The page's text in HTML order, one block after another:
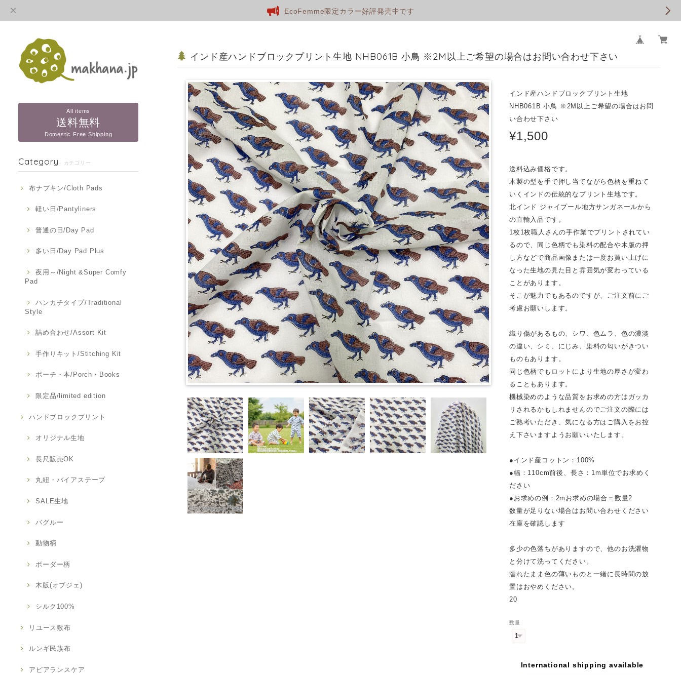
EcoFemme限定カラー好評発売中です
All items
送料無料
Domestic Free Shipping
Category カテゴリー
布ナプキン/Cloth Pads
軽い日/Pantyliners
普通の日/Day Pad
多い日/Day Pad Plus
夜用～/Night &Super Comfy
Pad
ハンカチタイプ/Traditional
Style
詰め合わせ/Assort Kit
手作りキット/Stitching Kit
ポーチ・本/Porch・Books
限定品/limited edition
ハンドブロックプリント
オリジナル生地
長尺販売OK
丸紐・バイアステープ
SALE生地
バグルー
動物柄
ボーダー柄
木版(オブジェ)
シルク100%
リユース敷布
ルンギ民族布
アピアランスケア
インド産ハンドブロックプリント生地 NHB061B 小鳥 ※2M以上ご希望の場合はお問い合わせ下さい
インド産ハンドブロックプリント生地
NHB061B 小鳥 ※2M以上ご希望の場合はお問
い合わせ下さい
¥1,500
送料込み価格です。
木製の型を手で押し当てながら色柄を重ねて
いくインドの伝統的なプリント生地です。
北インド ジャイプール地方サンガネールから
の直輸入品です。
1枚1枚職人さんの手作業でプリントされてい
るので、同じ色柄でも染料の配合や木版の押
し方などで商品画像または一度お買い上げに
なった生地の見た目と雰囲気が変わっている
ことがあります。
そこが魅力でもあるのですが、ご注文前にご
考慮お願いします。
織り傷があるもの、シワ、色ムラ、色の濃淡
の違い、シミ、にじみ、染料の匂いがきつい
ものもあります。
同じ色柄でもロットにより生地の厚さが変わ
ることもあります。
機械染めのような品質をお求めの方はガッカ
リされるかもしれませんのでご注文の際には
ご熟考いただき、気になる方はご購入をお控
え下さいますようお願いいたします。
●インド産コットン：100%
●幅：110cm前後、長さ：1m単位でお求めく
ださい
●お求めの例：2mお求めの場合＝数量2
数量が足りない場合はお問い合わせください
在庫を確認します
多少の色落ちがありますので、他のお洗濯物
と分けて洗ってください。
濡れたまま色の薄いものと一緒に長時間の放
置はおやめください。
20
数量
International shipping available